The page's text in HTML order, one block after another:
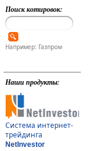
Поиск котировок:
Например: Газпром
Наши продукты:
Система интернет-
трейдинга
NetInvestor